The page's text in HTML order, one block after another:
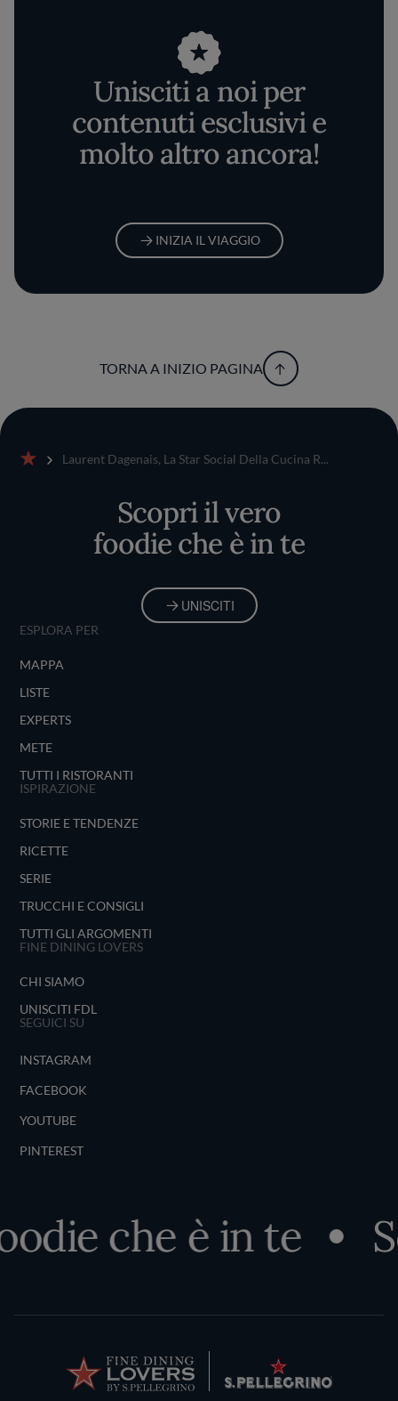
Unisciti a noi per
contenuti esclusivi e
molto altro ancora!
INIZIA IL VIAGGIO
TORNA A INIZIO PAGINA
Laurent Dagenais, La Star Social Della Cucina R...
Scopri il vero
foodie che è in te
UNISCITI
ESPLORA PER
MAPPA
LISTE
EXPERTS
METE
TUTTI I RISTORANTI
ISPIRAZIONE
STORIE E TENDENZE
RICETTE
SERIE
TRUCCHI E CONSIGLI
TUTTI GLI ARGOMENTI
FINE DINING LOVERS
CHI SIAMO
UNISCITI FDL
SEGUICI SU
INSTAGRAM
FACEBOOK
YOUTUBE
PINTEREST
che è in te